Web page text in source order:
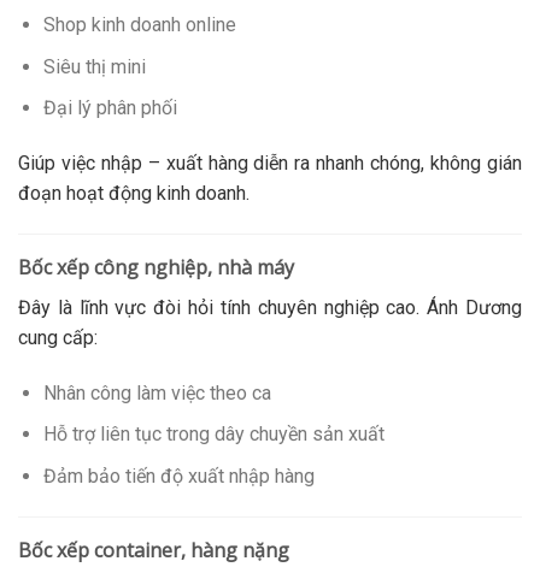
Shop kinh doanh online
Siêu thị mini
Đại lý phân phối
Giúp việc nhập – xuất hàng diễn ra nhanh chóng, không gián
đoạn hoạt động kinh doanh.
Bốc xếp công nghiệp, nhà máy
Đây là lĩnh vực đòi hỏi tính chuyên nghiệp cao. Ánh Dương
cung cấp:
Nhân công làm việc theo ca
Hỗ trợ liên tục trong dây chuyền sản xuất
Đảm bảo tiến độ xuất nhập hàng
Bốc xếp container, hàng nặng